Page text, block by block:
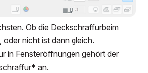
Ob die Deckschraffurbeim
nicht ist dann gleich.
in Fensteröffnungen gehört der
an.